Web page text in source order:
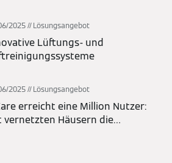
2025 Lösungsangebot
Lüftungs- und
2025 Lösungsangebot
erreicht eine Million Nutzer:
vernetzten Häusern die